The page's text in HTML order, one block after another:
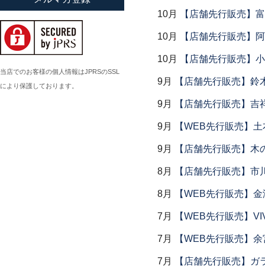
10月 【店舗先行販売】
10月 【店舗先行販売】
10月 【店舗先行販売】
9月 【店舗先行販売】
9月 【店舗先行販売】吉
9月 【WEB先行販売】
9月 【店舗先行販売】木
8月 【店舗先行販売】
8月 【WEB先行販売】
7月 【WEB先行販売】
7月 【WEB先行販売】
7月 【店舗先行販売】ガ
小倉広太郎
岡田直人
岡野達也
岡本修
小川佳子
当店でのお客様の個人情報はJPRSのSSL
により保護しております。